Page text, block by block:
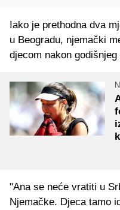
Iako je prethodna dva
u Beogradu, njemački
djecom nakon
"Ana se neće vratiti u
Njemačke. Djeca tamo